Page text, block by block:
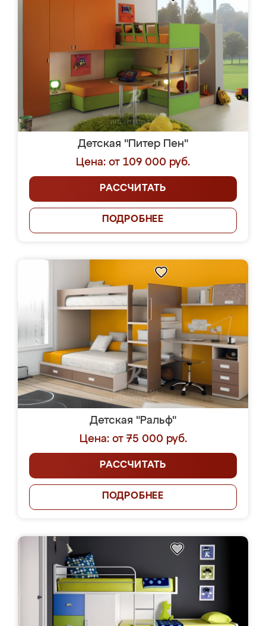
Детская "Питер Пен"
Цена: от 109 000 руб.
РАССЧИТАТЬ
ПОДРОБНЕЕ
Детская "Ральф"
Цена: от 75 000 руб.
РАССЧИТАТЬ
ПОДРОБНЕЕ